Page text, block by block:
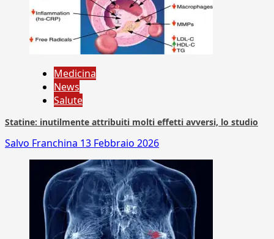
Medicina
News
Salute
Statine: inutilmente attribuiti molti effetti avversi, lo studio
Salvo Franchina 13 Febbraio 2026